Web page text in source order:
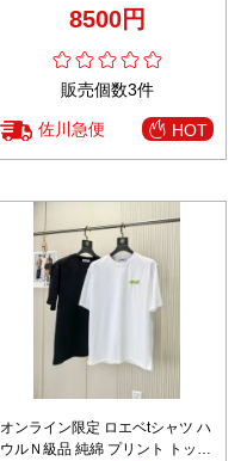
8500円
販売個数3件
佐川急便 HOT
オンライン限定 ロエベtシャツ ハ
ウルＮ級品 純綿 プリント トップ